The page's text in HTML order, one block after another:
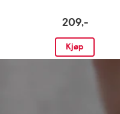
209,-
Kjøp